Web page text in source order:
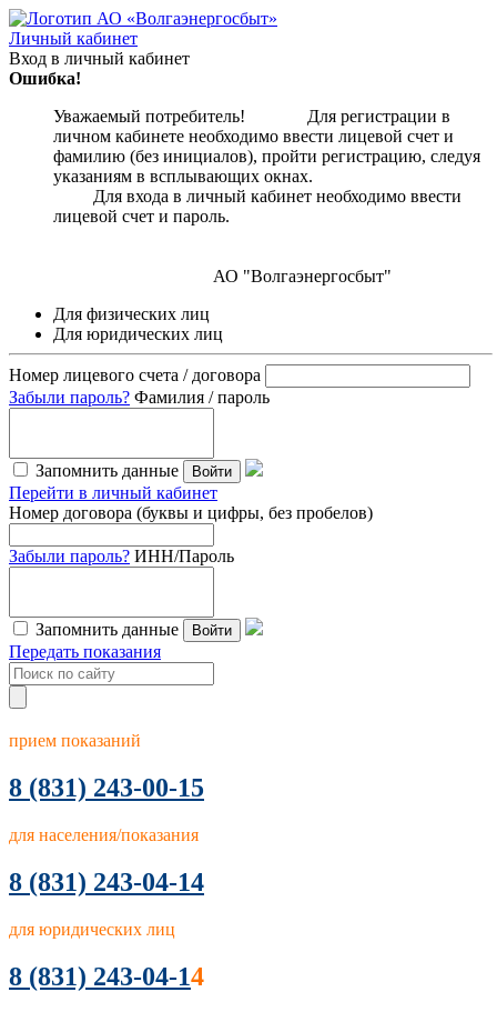
Личный кабинет
Вход в личный кабинет
Ошибка!
Уважаемый потребитель! Для регистрации в
личном кабинете необходимо ввести лицевой счет и
фамилию (без инициалов), пройти регистрацию, следуя
указаниям в всплывающих окнах.
Для входа в личный кабинет необходимо ввести
лицевой счет и пароль.
АО "Волгаэнергосбыт"
Для физических лиц
Для юридических лиц
Номер лицевого счета / договора
Забыли пароль? Фамилия / пароль
Запомнить данные Войти
Перейти в личный кабинет
Номер договора (буквы и цифры, без пробелов)
Забыли пароль? ИНН/Пароль
Запомнить данные Войти
Передать показания
прием показаний
8 (831) 243-00-15
для населения/показания
8 (831) 243-04-14
для юридических лиц
8 (831) 243-04-14